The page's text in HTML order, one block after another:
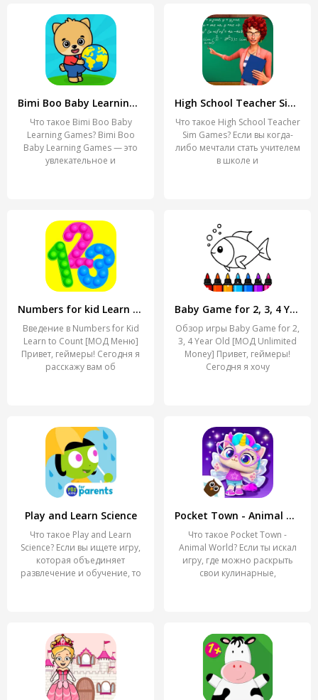
Bimi Boo Baby Learning Games
Что такое Bimi Boo Baby
Learning Games? Bimi Boo
Baby Learning Games — это
увлекательное и
High School Teacher Sim Games
Что такое High School Teacher
Sim Games? Если вы когда-
либо мечтали стать учителем
в школе и
Numbers for kid Learn to count
Введение в Numbers for Kid
Learn to Count [МОД Меню]
Привет, геймеры! Сегодня я
расскажу вам об
Baby Game for 2, 3, 4 Year Old
Обзор игры Baby Game for 2,
3, 4 Year Old [МОД Unlimited
Money] Привет, геймеры!
Сегодня я хочу
Play and Learn Science
Что такое Play and Learn
Science? Если вы ищете игру,
которая объединяет
развлечение и обучение, то
Pocket Town - Animal World
Что такое Pocket Town -
Animal World? Если ты искал
игру, где можно раскрыть
свои кулинарные,